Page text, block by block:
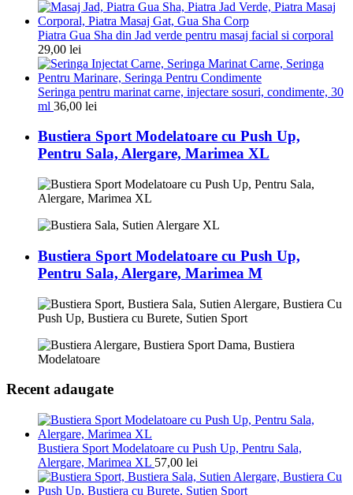
Piatra Gua Sha din Jad verde pentru masaj facial si corporal
29,00 lei
Seringa pentru marinat carne, injectare sosuri, condimente, 30
ml 36,00 lei
Bustiera Sport Modelatoare cu Push Up,
Pentru Sala, Alergare, Marimea XL
Bustiera Sport Modelatoare cu Push Up,
Pentru Sala, Alergare, Marimea M
Recent adaugate
Bustiera Sport Modelatoare cu Push Up, Pentru Sala,
Alergare, Marimea XL 57,00 lei